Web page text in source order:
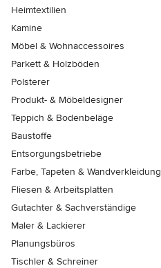
Heimtextilien
Kamine
Möbel & Wohnaccessoires
Parkett & Holzböden
Polsterer
Produkt- & Möbeldesigner
Teppich & Bodenbeläge
Baustoffe
Entsorgungsbetriebe
Farbe, Tapeten & Wandverkleidung
Fliesen & Arbeitsplatten
Gutachter & Sachverständige
Maler & Lackierer
Planungsbüros
Tischler & Schreiner